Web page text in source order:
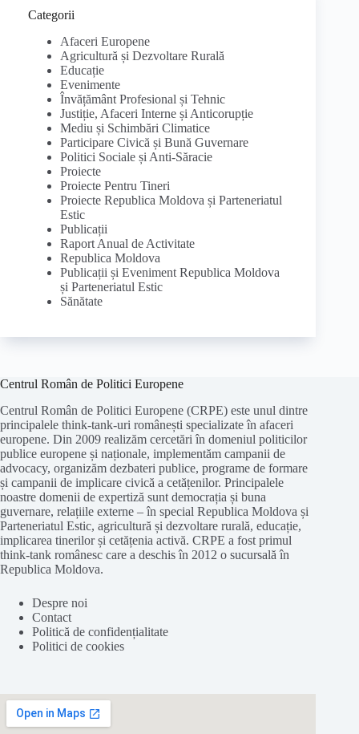
Categorii
Afaceri Europene
Agricultură și Dezvoltare Rurală
Educație
Evenimente
Învățământ Profesional și Tehnic
Justiție, Afaceri Interne și Anticorupție
Mediu și Schimbări Climatice
Participare Civică și Bună Guvernare
Politici Sociale și Anti-Săracie
Proiecte
Proiecte Pentru Tineri
Proiecte Republica Moldova și Parteneriatul
Estic
Publicații
Raport Anual de Activitate
Republica Moldova
Publicații și Eveniment Republica Moldova
și Parteneriatul Estic
Sănătate
Centrul Român de Politici Europene
Centrul Român de Politici Europene (CRPE) este unul dintre
principalele think-tank-uri românești specializate în afaceri
europene. Din 2009 realizăm cercetări în domeniul politicilor
publice europene și naționale, implementăm campanii de
advocacy, organizăm dezbateri publice, programe de formare
și campanii de implicare civică a cetățenilor. Principalele
noastre domenii de expertiză sunt democrația și buna
guvernare, relațiile externe – în special Republica Moldova și
Parteneriatul Estic, agricultură și dezvoltare rurală, educație,
implicarea tinerilor și cetățenia activă. CRPE a fost primul
think-tank românesc care a deschis în 2012 o sucursală în
Republica Moldova.
Despre noi
Contact
Politică de confidențialitate
Politici de cookies